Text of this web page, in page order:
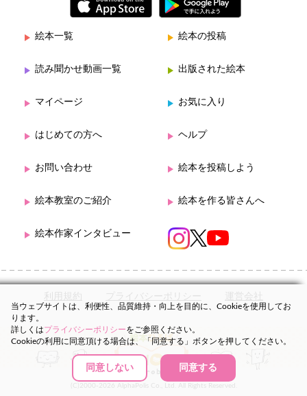
絵本一覧 絵本の投稿
読み聞かせ動画一覧 出版された絵本
マイページ お気に入り
はじめての方へ ヘルプ
お問い合わせ 絵本を投稿しよう
絵本教室のご紹介 絵本を作る皆さんへ
絵本作家インタビュー
利用規約 プライバシーポリシー 運営会社
(C)2000-2026 AlphaPolis Co., Ltd. All Rights Reserved.
当ウェブサイトは、利便性、品質維持・向上を目的に、Cookieを使用してお
ります。
詳しくはプライバシーポリシーをご参照ください。
Cookieの利用に同意頂ける場合は、「同意する」ボタンを押してください。
同意しない 同意する